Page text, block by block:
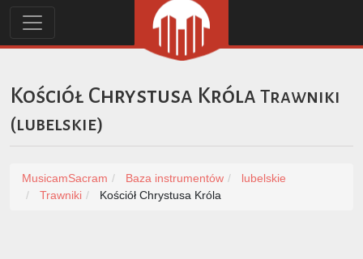
Kościół Chrystusa Króla Trawniki
(lubelskie)
MusicamSacram Baza instrumentów
lubelskie
Trawniki
Kościół Chrystusa Króla